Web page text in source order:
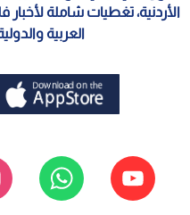
الأردنية، تغطيات شاملة
العربية